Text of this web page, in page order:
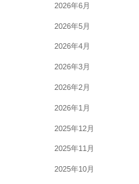
2026年6月
2026年5月
2026年4月
2026年3月
2026年2月
2026年1月
2025年12月
2025年11月
2025年10月